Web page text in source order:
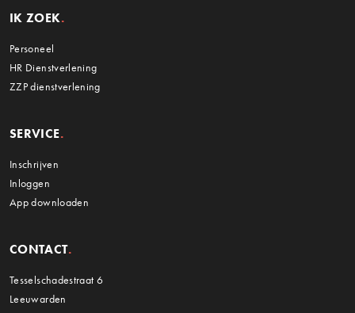
IK ZOEK
Personeel
HR Dienstverlening
ZZP dienstverlening
SERVICE
Inschrijven
Inloggen
App downloaden
CONTACT
Tesselschadestraat 6
Leeuwarden